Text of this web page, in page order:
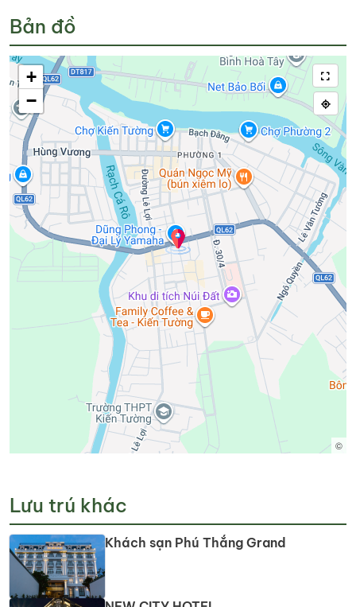
Bản đồ
+
−
©
Lưu trú khác
Khách sạn Phú Thắng Grand